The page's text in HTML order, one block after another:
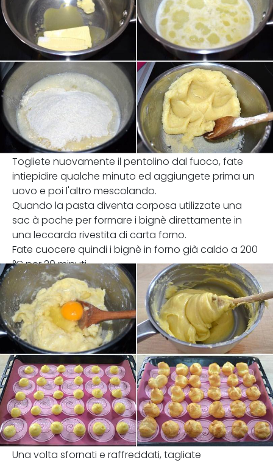
Togliete nuovamente il pentolino dal fuoco, fate
intiepidire qualche minuto ed aggiungete prima un
uovo e poi l'altro mescolando.
Quando la pasta diventa corposa utilizzate una
sac à poche per formare i bignè direttamente in
una leccarda rivestita di carta forno.
Fate cuocere quindi i bignè in forno già caldo a 200
°C per 20 minuti.
Una volta sfornati e raffreddati, tagliate